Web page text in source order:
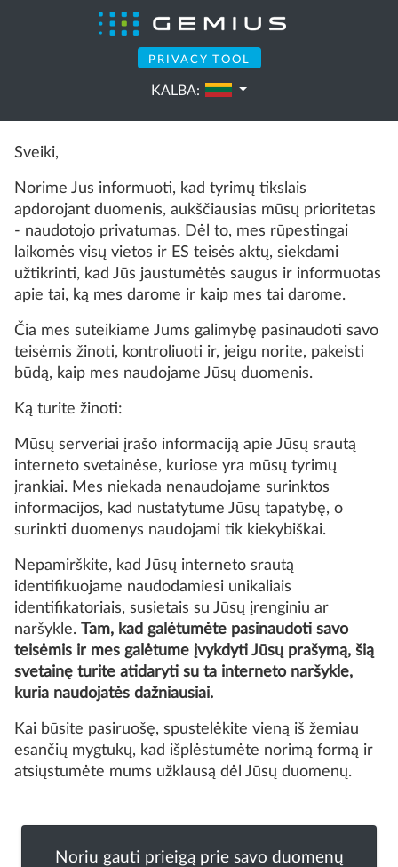
PRIVACY TOOL
KALBA:
Sveiki,
Norime Jus informuoti, kad tyrimų tikslais
apdorojant duomenis, aukščiausias mūsų prioritetas
- naudotojo privatumas. Dėl to, mes rūpestingai
laikomės visų vietos ir ES teisės aktų, siekdami
užtikrinti, kad Jūs jaustumėtės saugus ir informuotas
apie tai, ką mes darome ir kaip mes tai darome.
Čia mes suteikiame Jums galimybę pasinaudoti savo
teisėmis žinoti, kontroliuoti ir, jeigu norite, pakeisti
būdą, kaip mes naudojame Jūsų duomenis.
Ką turite žinoti:
Mūsų serveriai įrašo informaciją apie Jūsų srautą
interneto svetainėse, kuriose yra mūsų tyrimų
įrankiai. Mes niekada nenaudojame surinktos
informacijos, kad nustatytume Jūsų tapatybę, o
surinkti duomenys naudojami tik kiekybiškai.
Nepamirškite, kad Jūsų interneto srautą
identifikuojame naudodamiesi unikaliais
identifikatoriais, susietais su Jūsų įrenginiu ar
naršykle. Tam, kad galėtumėte pasinaudoti savo
teisėmis ir mes galėtume įvykdyti Jūsų prašymą, šią
svetainę turite atidaryti su ta interneto naršykle,
kuria naudojatės dažniausiai.
Kai būsite pasiruošę, spustelėkite vieną iš žemiau
esančių mygtukų, kad išplėstumėte norimą formą ir
atsiųstumėte mums užklausą dėl Jūsų duomenų.
Noriu gauti prieigą prie savo duomenų